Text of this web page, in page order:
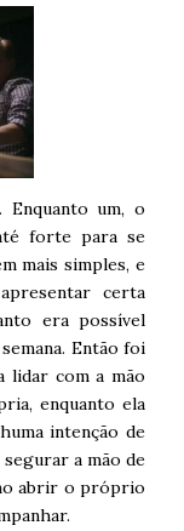
um, o
forte para se
mais simples, e
certa
era possível
Então foi
lidar com a mão
enquanto ela
intenção de
a mão de
abrir o próprio